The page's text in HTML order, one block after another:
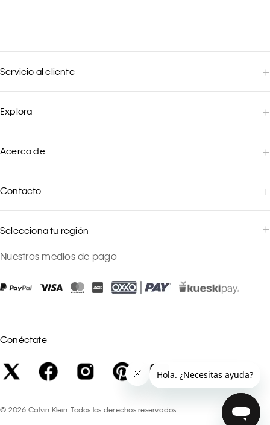
Servicio al cliente
Explora
Acerca de
Contacto
Selecciona tu región
Nuestros medios de pago
Conéctate
© 2026 Calvin Klein. Todos los derechos reservados.